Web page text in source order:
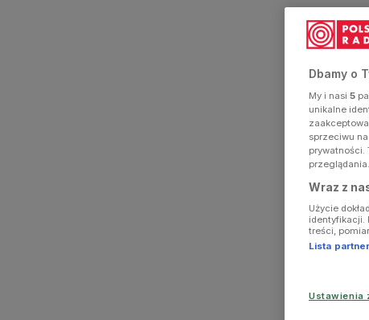
Dbamy o
My i nasi 5
unikalne
sprzeciwu
prywatności.
przeglądania.
Wraz z
Użycie
identyfikacji.
treści,
Lista
Ustawienia